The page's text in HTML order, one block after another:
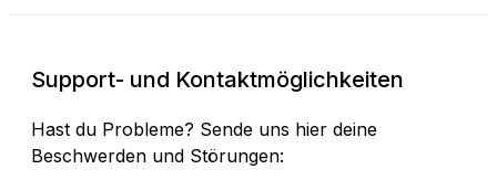
Support- und Kontaktmöglichkeiten
Hast du Probleme? Sende uns hier deine
Beschwerden und Störungen: